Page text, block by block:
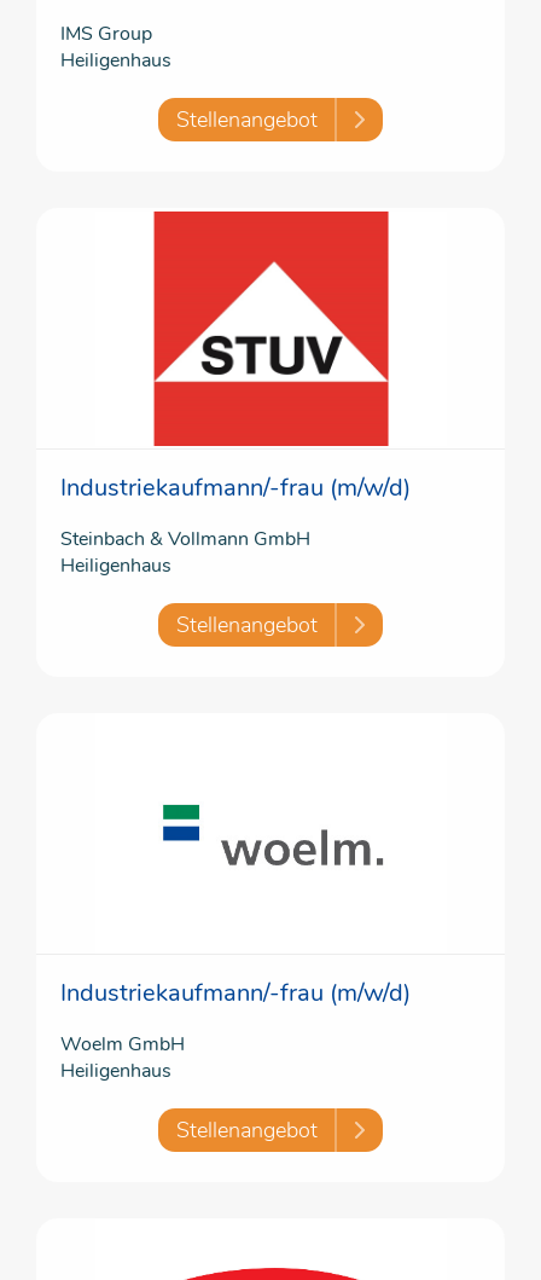
IMS Group
Heiligenhaus
Stellenangebot
Industriekaufmann/-frau (m/w/d)
Steinbach & Vollmann GmbH
Heiligenhaus
Stellenangebot
Industriekaufmann/-frau (m/w/d)
Woelm GmbH
Heiligenhaus
Stellenangebot